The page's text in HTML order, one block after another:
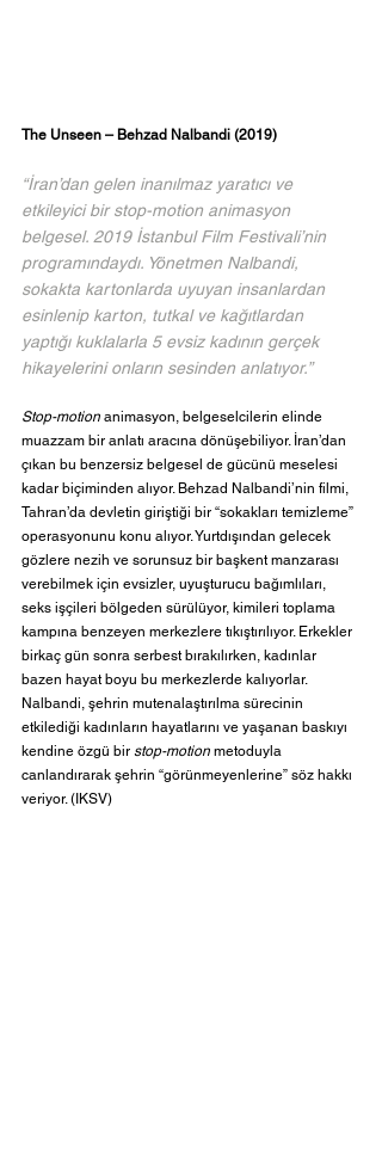
The Unseen – Behzad Nalbandi (2019)
“İran’dan gelen inanılmaz yaratıcı ve
etkileyici bir stop-motion animasyon
belgesel. 2019 İstanbul Film Festivali’nin
programındaydı. Yönetmen Nalbandi,
sokakta kartonlarda uyuyan insanlardan
esinlenip karton, tutkal ve kağıtlardan
yaptığı kuklalarla 5 evsiz kadının gerçek
hikayelerini onların sesinden anlatıyor.”
Stop-motion animasyon, belgeselcilerin elinde
muazzam bir anlatı aracına dönüşebiliyor. İran’dan
çıkan bu benzersiz belgesel de gücünü meselesi
kadar biçiminden alıyor. Behzad Nalbandi’nin filmi,
Tahran’da devletin giriştiği bir “sokakları temizleme”
operasyonunu konu alıyor. Yurtdışından gelecek
gözlere nezih ve sorunsuz bir başkent manzarası
verebilmek için evsizler, uyuşturucu bağımlıları,
seks işçileri bölgeden sürülüyor, kimileri toplama
kampına benzeyen merkezlere tıkıştırılıyor. Erkekler
birkaç gün sonra serbest bırakılırken, kadınlar
bazen hayat boyu bu merkezlerde kalıyorlar.
Nalbandi, şehrin mutenalaştırılma sürecinin
etkilediği kadınların hayatlarını ve yaşanan baskıyı
kendine özgü bir stop-motion metoduyla
canlandırarak şehrin “görünmeyenlerine” söz hakkı
veriyor. (IKSV)